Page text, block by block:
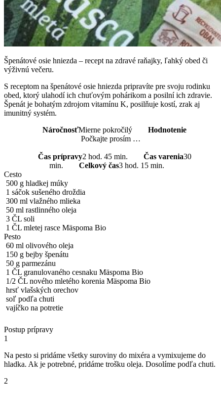
Špenátové osie hniezda – recept na zdravé raňajky, ľahký obed či
výživnú večeru.
S receptom na špenátové osie hniezda pripravíte pre svoju rodinku
obed, ktorý ulahodí ich chuťovým pohárikom a posilní ich zdravie.
Špenát je bohatým zdrojom vitamínu K, posilňuje kostí, zrak aj
imunitný systém.
NáročnosťMierne pokročilý
Hodnotenie
Počkajte prosím …
Čas prípravy2 hod. 45 min. Čas varenia30
min.
Celkový čas3 hod. 15 min.
Cesto
500 g hladkej múky
1 sáčok sušeného droždia
300 ml vlažného mlieka
50 ml rastlinného oleja
3 ČL soli
1 ČL mletej rasce Mäspoma Bio
Pesto
60 ml olivového oleja
150 g bejby špenátu
50 g parmezánu
1 ČL granulovaného cesnaku Mäspoma Bio
1/2 ČL nového mletého korenia Mäspoma Bio
hrsť vlašských orechov
soľ podľa chuti
vajíčko na potretie
Postup prípravy
1
Na pesto si pridáme všetky suroviny do mixéra a vymixujeme do
hladka. Ak je potrebné, pridáme trošku oleja. Dosolíme podľa chuti.
2